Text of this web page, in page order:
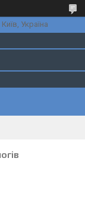
Київ, Україна